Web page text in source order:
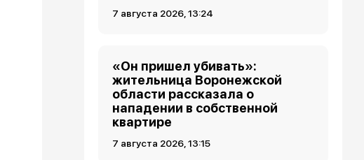
7 августа 2026, 13:24
«Он пришел убивать»:
жительница Воронежской
области рассказала о
нападении в собственной
квартире
7 августа 2026, 13:15